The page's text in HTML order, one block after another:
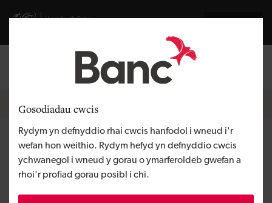
Gosodiadau cwcis
Rydym yn defnyddio rhai cwcis hanfodol i wneud i'r
wefan hon weithio. Rydym hefyd yn defnyddio cwcis
ychwanegol i wneud y gorau o ymarferoldeb gwefan a
rhoi'r profiad gorau posibl i chi.
Visit gov.wales website
Mewngofnodi
Breadcrumb
Hafan
Bodysocks
Rhanbarth Gorllewin Cymru